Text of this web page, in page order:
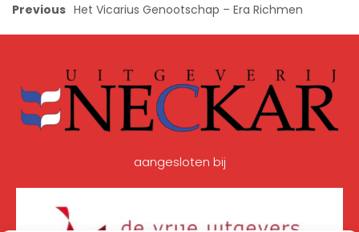
Previous Het Vicarius Genootschap – Era Richmen
aangesloten bij